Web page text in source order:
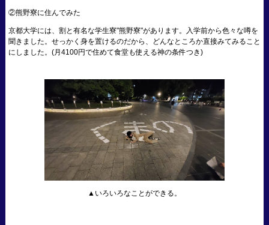
②熊野寮に住んでみた
京都大学には、割と有名な学生寮"熊野寮"があります。入学前から色々な噂を
聞きました。せっかく身を置けるのだから、どんなところか直接みてみること
にしました。(月4100円で住めて食堂も使える神の条件つき)
▲いろいろなことができる。